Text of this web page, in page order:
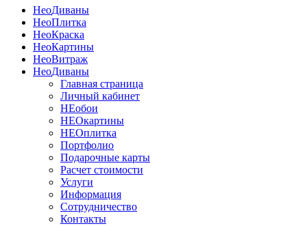
НеоДиваны
НеоПлитка
НеоКраска
НеоКартины
НеоВитраж
НеоДиваны
Главная страница
Личный кабинет
НЕобои
НЕОкартины
НЕОплитка
Портфолио
Подарочные карты
Расчет стоимости
Услуги
Информация
Сотрудничество
Контакты